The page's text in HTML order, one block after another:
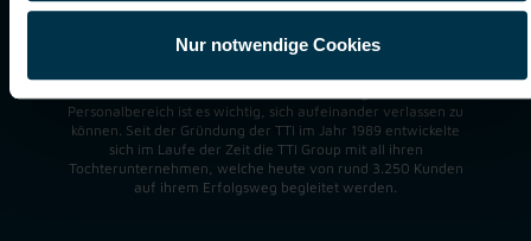
Nur notwendige Cookies
tragen wir eine besondere Verantwortung gegenüber unseren
Kund:innen, Mitarbeiter:innen und Partner:innen.
Ausschließlich diesen fühlen wir uns verpflichtet. So sind
Personalbereich ist es wichtig, sich aufeinander verlassen zu
können. Seit der Gründung der TTI im Jahr 1989 entwickelte
sich im Laufe der Zeit die TTI Group mit all ihren
Tochterunternehmen, welche heute von rund 3.250 Kunden
auf ihrem Erfolgsweg begleitet werden.